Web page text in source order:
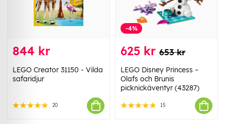
844 kr
LEGO Creator 31150 - Vilda
safaridjur
20
-4%
625 kr 653 kr
LEGO Disney Princess –
Olafs och Brunis
picknickäventyr (43287)
15